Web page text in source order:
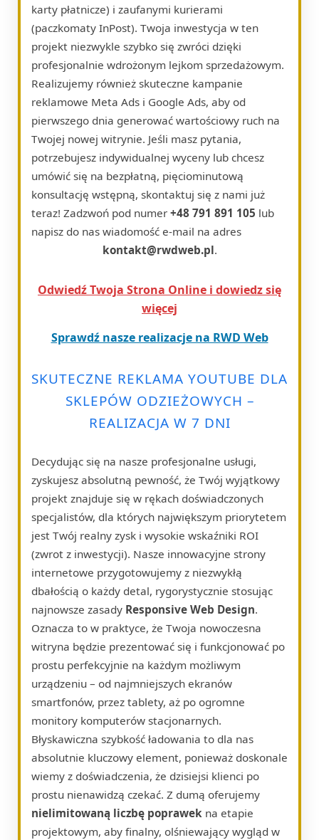
karty płatnicze) i zaufanymi kurierami
(paczkomaty InPost). Twoja inwestycja w ten
projekt niezwykle szybko się zwróci dzięki
profesjonalnie wdrożonym lejkom sprzedażowym.
Realizujemy również skuteczne kampanie
reklamowe Meta Ads i Google Ads, aby od
pierwszego dnia generować wartościowy ruch na
Twojej nowej witrynie. Jeśli masz pytania,
potrzebujesz indywidualnej wyceny lub chcesz
umówić się na bezpłatną, pięciominutową
konsultację wstępną, skontaktuj się z nami już
teraz! Zadzwoń pod numer +48 791 891 105 lub
napisz do nas wiadomość e-mail na adres
kontakt@rwdweb.pl.
Odwiedź Twoja Strona Online i dowiedz się
więcej
Sprawdź nasze realizacje na RWD Web
SKUTECZNE REKLAMA YOUTUBE DLA
SKLEPÓW ODZIEŻOWYCH –
REALIZACJA W 7 DNI
Decydując się na nasze profesjonalne usługi,
zyskujesz absolutną pewność, że Twój wyjątkowy
projekt znajduje się w rękach doświadczonych
specjalistów, dla których największym priorytetem
jest Twój realny zysk i wysokie wskaźniki ROI
(zwrot z inwestycji). Nasze innowacyjne strony
internetowe przygotowujemy z niezwykłą
dbałością o każdy detal, rygorystycznie stosując
najnowsze zasady Responsive Web Design.
Oznacza to w praktyce, że Twoja nowoczesna
witryna będzie prezentować się i funkcjonować po
prostu perfekcyjnie na każdym możliwym
urządzeniu – od najmniejszych ekranów
smartfonów, przez tablety, aż po ogromne
monitory komputerów stacjonarnych.
Błyskawiczna szybkość ładowania to dla nas
absolutnie kluczowy element, ponieważ doskonale
wiemy z doświadczenia, że dzisiejsi klienci po
prostu nienawidzą czekać. Z dumą oferujemy
nielimitowaną liczbę poprawek na etapie
projektowym, aby finalny, olśniewający wygląd w